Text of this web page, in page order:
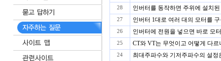
28 인버터를 동작하면 주위에 설치
27 인버터 1대로 여러 대의 모터를
26 인버터에 전원을 넣으면 바로 모
25 CT와 VT는 무엇이고 어떻게 다르
24 최대주파수와 기저주파수의 설정